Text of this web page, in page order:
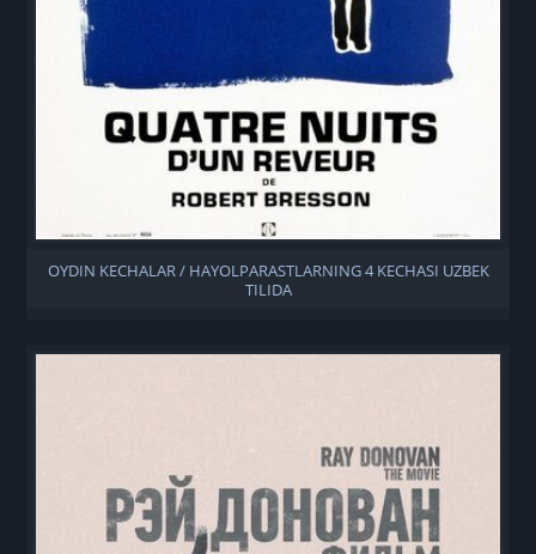
OYDIN KECHALAR / HAYOLPARASTLARNING 4 KECHASI UZBEK
TILIDA